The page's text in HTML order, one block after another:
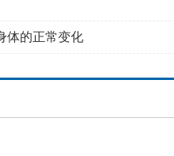
体的正常变化